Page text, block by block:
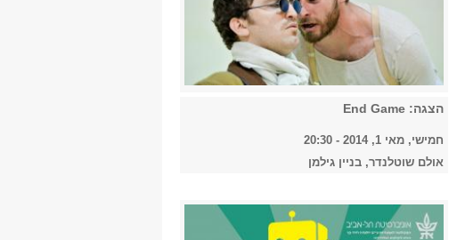
הצגה: End Game
חמישי, מאי 1, 2014 - 20:30
אולם שוטלנדר, בניין גילמן